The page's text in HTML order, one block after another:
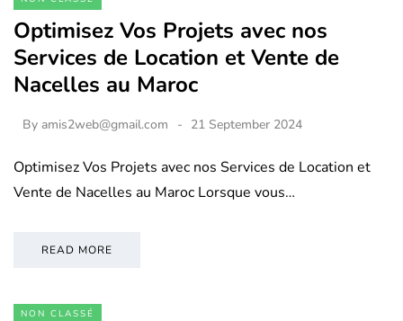
Optimisez Vos Projets avec nos
Services de Location et Vente de
Nacelles au Maroc
By amis2web@gmail.com 21 September 2024
Optimisez Vos Projets avec nos Services de Location et
Vente de Nacelles au Maroc Lorsque vous…
READ MORE
NON CLASSÉ